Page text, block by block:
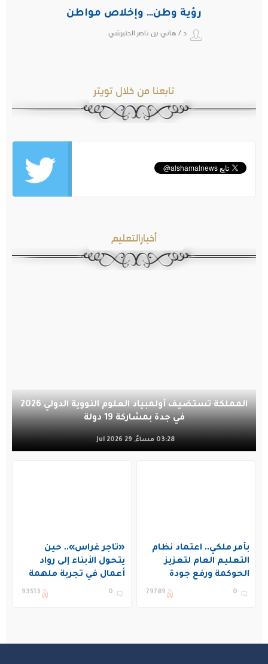
رؤية وطن… وإخلاص مواطن
د / هاني بن ناصر الحتيرشي
تابعنا من خلال تويتر
أخبارالتعليم
المملكة تستضيف أولمبياد العلوم النووية الدولي 2026
في جدة بمشاركة 19 دولة
03:28 مساءً, 29 Jul 2026
بأمر ملكي.. اعتماد نظام
التعليم العام لتعزيز
الحوكمة ورفع جودة
التعليم في المملكة
0
79789
«تاجر غراس».. حين
يتحول الأبناء إلى رواد
أعمال في تجربة ملهمة
بنادي غراس الصيفي
0
93513